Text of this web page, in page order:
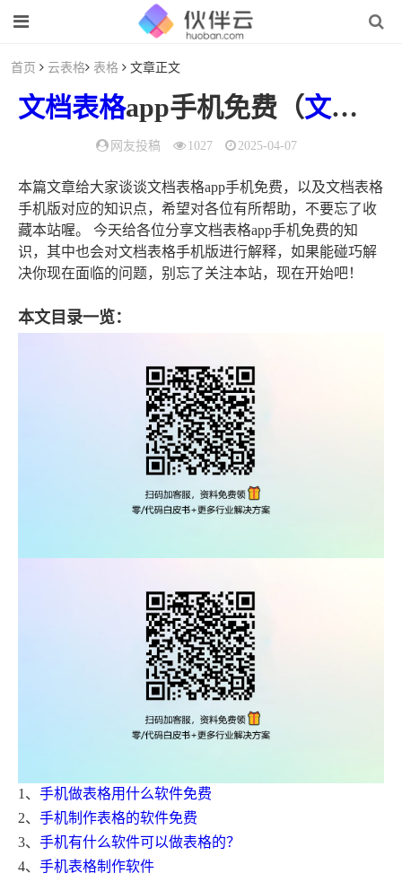
首页 云表格 表格 文章正文
文档表格app手机免费（文档
网友投稿 1027 2025-04-07
本篇文章给大家谈谈文档表格app手机免费，以及文档表格
手机版对应的知识点，希望对各位有所帮助，不要忘了收
藏本站喔。 今天给各位分享文档表格app手机免费的知
识，其中也会对文档表格手机版进行解释，如果能碰巧解
决你现在面临的问题，别忘了关注本站，现在开始吧！
本文目录一览：
1、 手机做表格用什么软件免费
2、 手机制作表格的软件免费
3、 手机有什么软件可以做表格的？
4、 手机表格制作软件